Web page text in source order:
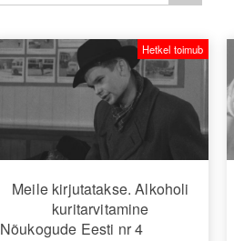
Meile kirjutatakse. Alkoholi
kuritarvitamine
Nõukogude Eesti nr 4
Hetkel toimub